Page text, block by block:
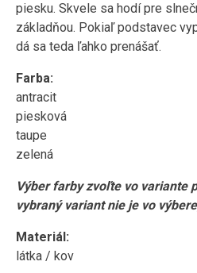
piesku. Skvele sa hodí pre
základňou. Pokiaľ podstavec
dá sa teda ľahko prenášať.
Farba:
antracit
piesková
taupe
zelená
Výber farby zvoľte vo variante
vybraný variant nie je vo
Materiál:
látka / kov